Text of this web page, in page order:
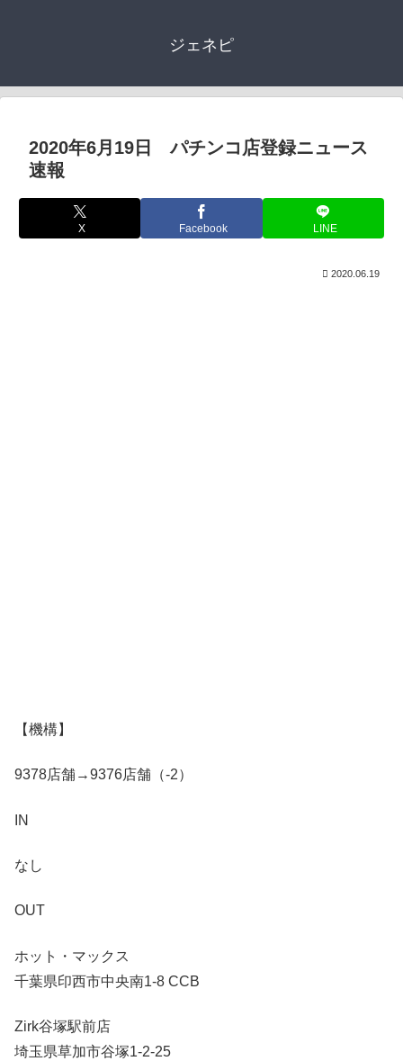
ジェネピ
2020年6月19日 パチンコ店登録ニュース
速報
X Facebook LINE
2020.06.19
【機構】
9378店舗→9376店舗（-2）
IN
なし
OUT
ホット・マックス
千葉県印西市中央南1-8 CCB
Zirk谷塚駅前店
埼玉県草加市谷塚1-2-25